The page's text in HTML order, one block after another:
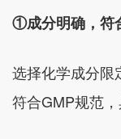
①成分明确，符
选择化学成分限
符合GMP规范，